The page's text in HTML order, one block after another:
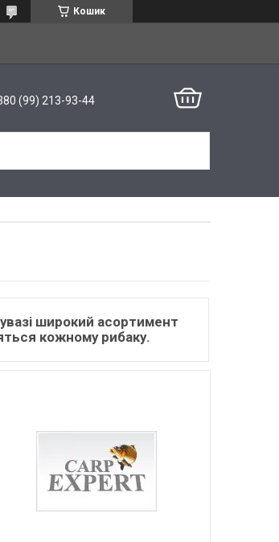
Кошик
(99) 213-93-44
широкий асортимент
кожному рибаку.